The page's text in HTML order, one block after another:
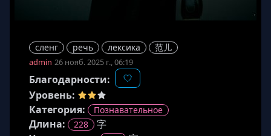
сленг речь лексика 范儿
admin 26 нояб. 2025 г., 06:19
Благодарности:
Уровень:
Категория:
Познавательное
Длина: 228
字